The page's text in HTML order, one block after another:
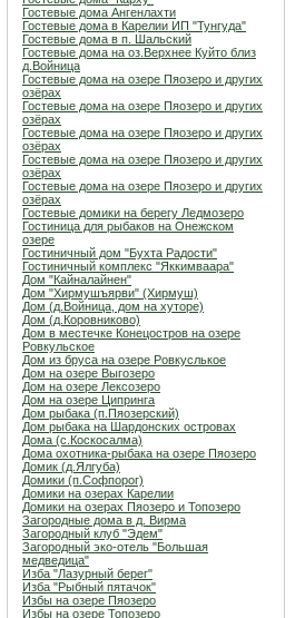
Гостевые дома Ангенлахти
Гостевые дома в Карелии ИП "Тунгуда"
Гостевые дома в п. Шальский
Гостевые дома на оз.Верхнее Куйто близ
д.Войница
Гостевые дома на озере Пяозеро и других
озёрах
Гостевые дома на озере Пяозеро и других
озёрах
Гостевые дома на озере Пяозеро и других
озёрах
Гостевые дома на озере Пяозеро и других
озёрах
Гостевые дома на озере Пяозеро и других
озёрах
Гостевые домики на берегу Ледмозеро
Гостиница для рыбаков на Онежском
озере
Гостиничный дом "Бухта Радости"
Гостиничный комплекс "Яккимваара"
Дом "Кайналайнен"
Дом "Хирмушъярви" (Хирмуш)
Дом (д.Войница, дом на хуторе)
Дом (д.Коровниково)
Дом в местечке Конецостров на озере
Ровкульское
Дом из бруса на озере Ровкуслькое
Дом на озере Выгозеро
Дом на озере Лексозеро
Дом на озере Ципринга
Дом рыбака (п.Пяозерский)
Дом рыбака на Шардонских островах
Дома (с.Коскосалма)
Дома охотника-рыбака на озере Пяозеро
Домик (д.Ялгуба)
Домики (п.Софпорог)
Домики на озерах Карелии
Домики на озерах Пяозеро и Топозеро
Загородные дома в д. Вирма
Загородный клуб "Эдем"
Загородный эко-отель "Большая
медведица"
Изба "Лазурный берег"
Изба "Рыбный пятачок"
Избы на озере Пяозеро
Избы на озере Топозеро